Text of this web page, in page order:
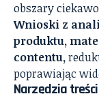
obszary
Wnioski z
produktu,
contentu,
poprawiając
Narzędzia